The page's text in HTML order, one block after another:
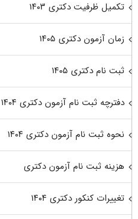
تکمیل ظرفیت دکتری ۱۴۰۳
زمان آزمون دکتری ۱۴۰۵
ثبت نام دکتری ۱۴۰۵
دفترچه ثبت نام آزمون دکتری ۱۴۰۴
نحوه ثبت نام آزمون دکتری ۱۴۰۴
هزینه ثبت نام آزمون دکتری
تغییرات کنکور دکتری ۱۴۰۴